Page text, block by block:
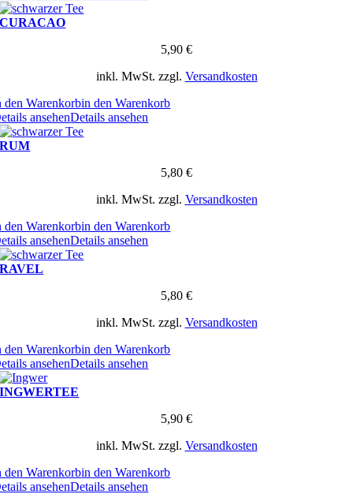
CURACAO
5,90 €
inkl. MwSt. zzgl. Versandkosten
den Warenkorbin den Warenkorb
ansehenDetails ansehen
RUM
5,80 €
inkl. MwSt. zzgl. Versandkosten
den Warenkorbin den Warenkorb
ansehenDetails ansehen
RAVEL
5,80 €
inkl. MwSt. zzgl. Versandkosten
den Warenkorbin den Warenkorb
ansehenDetails ansehen
INGWERTEE
5,90 €
inkl. MwSt. zzgl. Versandkosten
den Warenkorbin den Warenkorb
ansehenDetails ansehen